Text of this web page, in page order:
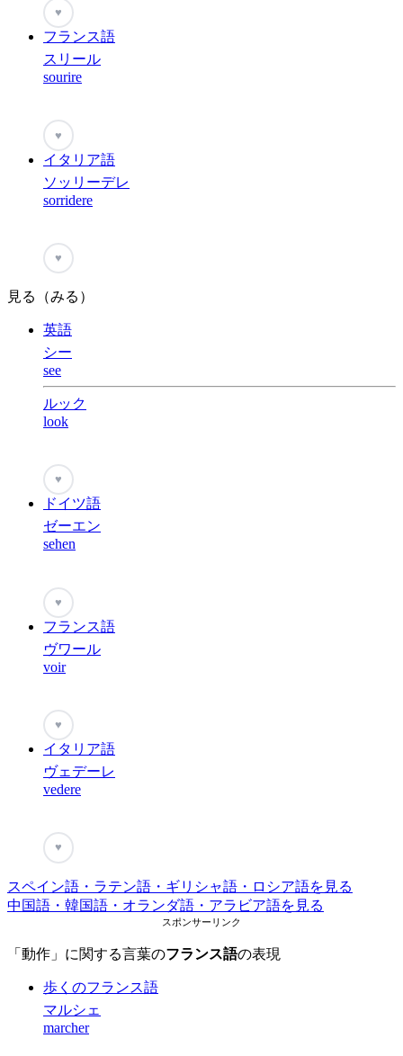
♥
フランス語
スリール
sourire
♥
イタリア語
ソッリーデレ
sorridere
♥
見る（みる）
英語
シー
see
ルック
look
♥
ドイツ語
ゼーエン
sehen
♥
フランス語
ヴワール
voir
♥
イタリア語
ヴェデーレ
vedere
♥
スペイン語・ラテン語・ギリシャ語・ロシア語を見る
中国語・韓国語・オランダ語・アラビア語を見る
スポンサーリンク
「動作」に関する言葉のフランス語の表現
歩くのフランス語
マルシェ
marcher